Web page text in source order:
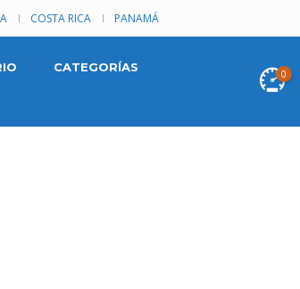
COSTA RICA PANAMÁ
0
CATEGORÍAS